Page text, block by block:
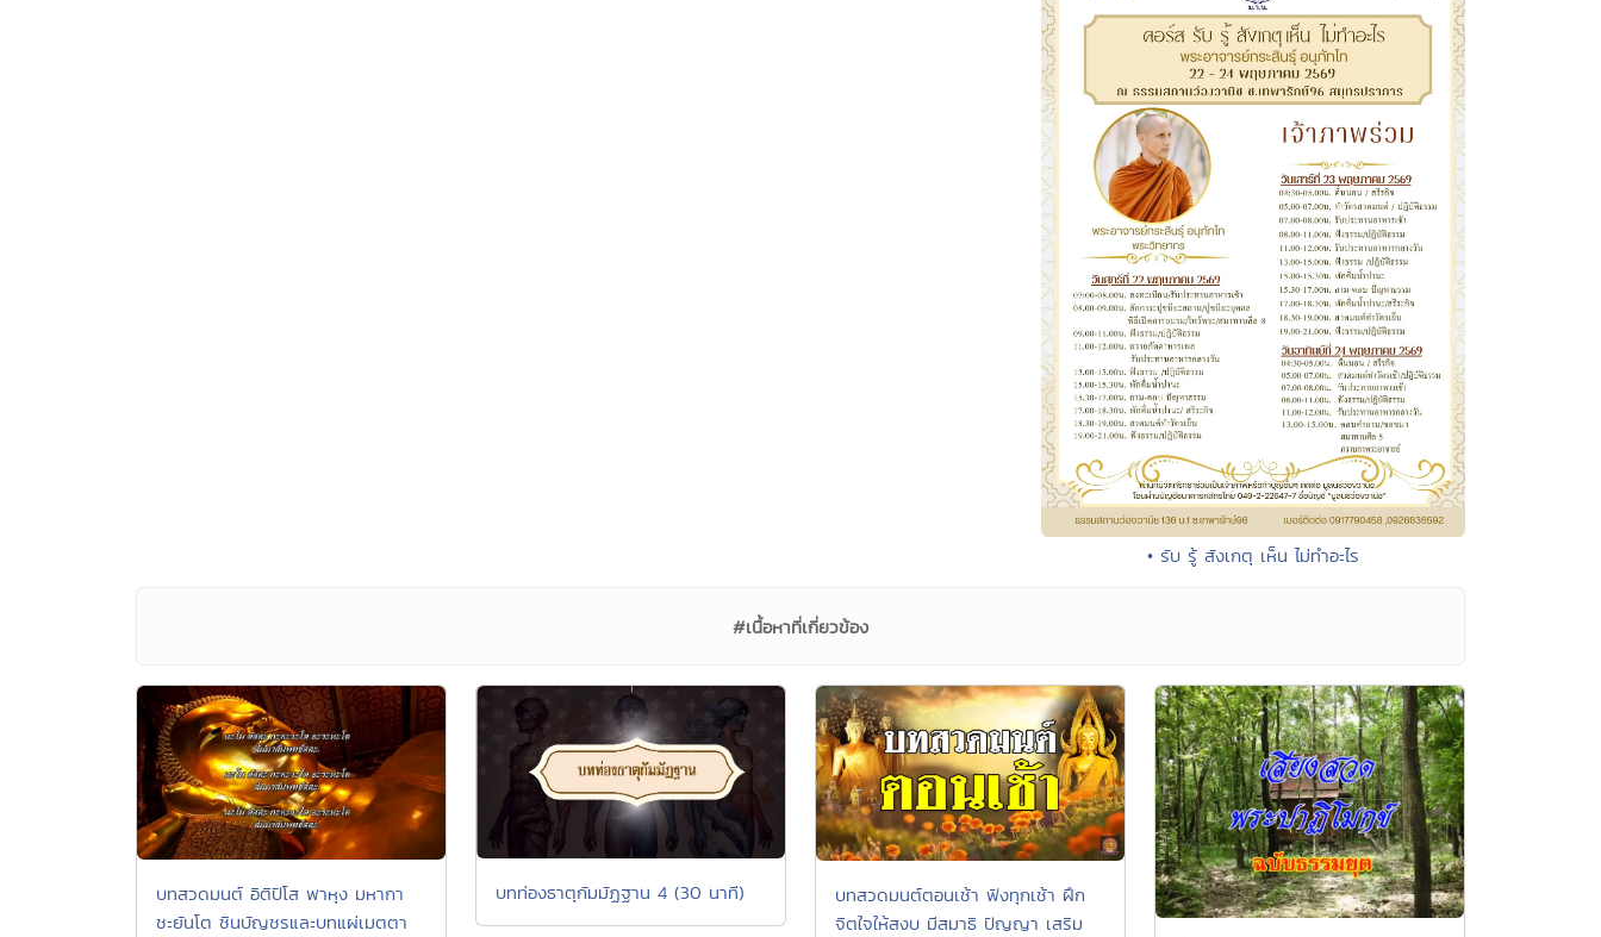
• รับ รู้ สังเกตุ เห็น ไม่ทำอะไร
#เนื้อหาที่เกี่ยวข้อง
บทสวดมนต์ อิติปิโส พาหุง มหากา
ชะยันโต ชินบัญชรและบทแผ่เมตตา
บทท่องธาตุกัมมัฏฐาน 4 (30 นาที)
บทสวดมนต์ตอนเช้า ฟังทุกเช้า ฝึก
จิตใจให้สงบ มีสมาธิ ปัญญา เสริม